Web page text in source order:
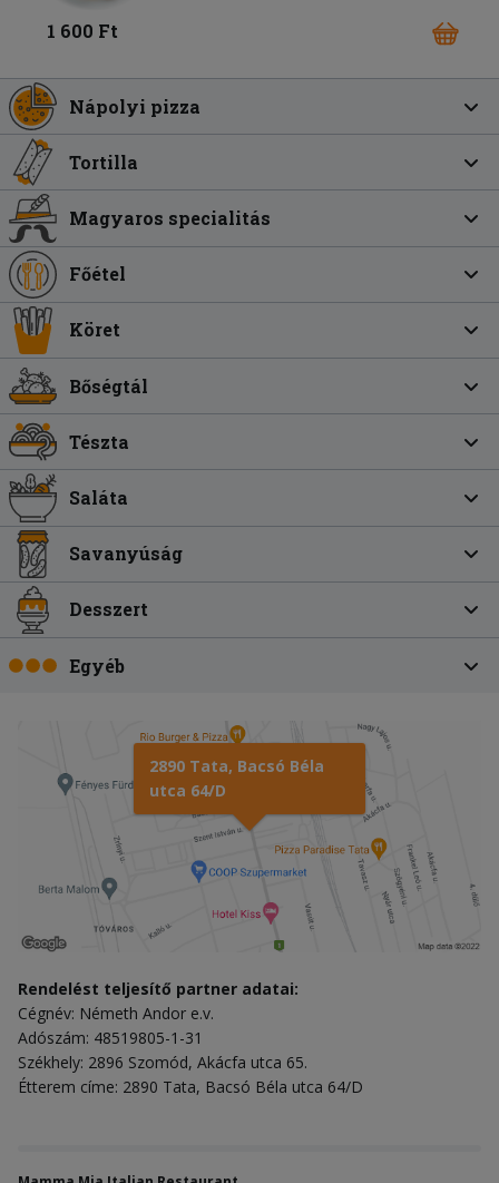
1 600 Ft
Nápolyi pizza
Tortilla
Magyaros specialitás
Főétel
Köret
Bőségtál
Tészta
Saláta
Savanyúság
Desszert
Egyéb
2890 Tata, Bacsó Béla
utca 64/D
Rendelést teljesítő partner adatai:
Cégnév: Németh Andor e.v.
Adószám: 48519805-1-31
Székhely: 2896 Szomód, Akácfa utca 65.
Étterem címe: 2890 Tata, Bacsó Béla utca 64/D